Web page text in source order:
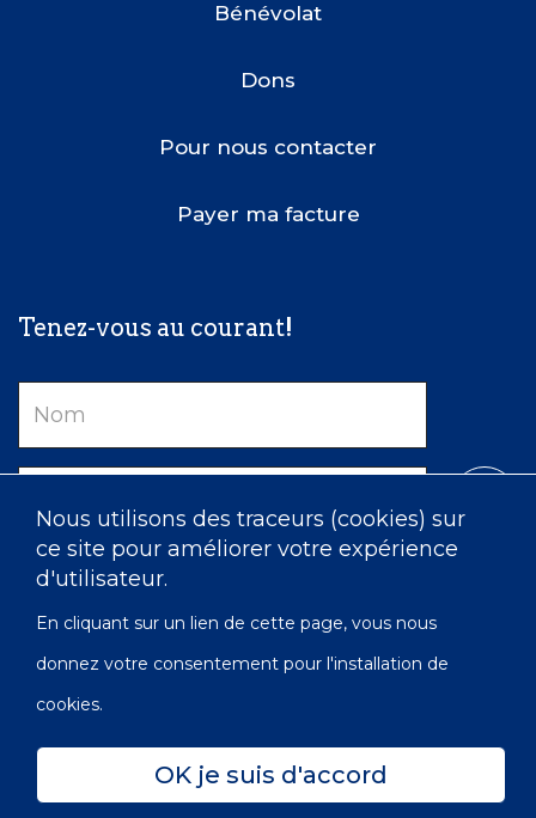
Nous utilisons des traceurs (cookies) sur
ce site pour améliorer votre expérience
d'utilisateur.
En cliquant sur un lien de cette page, vous nous
donnez votre consentement pour l'installation de
cookies.
OK je suis d'accord
Bénévolat
Dons
Pour nous contacter
Payer ma facture
Tenez-vous au courant!
Nom
Confidentialité Accessibilité Carte du site